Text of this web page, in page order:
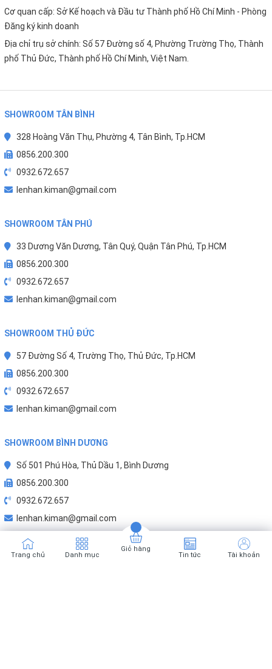
Cơ quan cấp: Sở Kế hoạch và Đầu tư Thành phố Hồ Chí Minh - Phòng
Đăng ký kinh doanh
Địa chỉ trụ sở chính: Số 57 Đường số 4, Phường Trường Thọ, Thành
phố Thủ Đức, Thành phố Hồ Chí Minh, Việt Nam.
SHOWROOM TÂN BÌNH
328 Hoàng Văn Thụ, Phường 4, Tân Bình, Tp.HCM
0856.200.300
0932.672.657
lenhan.kiman@gmail.com
SHOWROOM TÂN PHÚ
33 Dương Văn Dương, Tân Quý, Quận Tân Phú, Tp.HCM
0856.200.300
0932.672.657
lenhan.kiman@gmail.com
SHOWROOM THỦ ĐỨC
57 Đường Số 4, Trường Thọ, Thủ Đức, Tp.HCM
0856.200.300
0932.672.657
lenhan.kiman@gmail.com
SHOWROOM BÌNH DƯƠNG
Số 501 Phú Hòa, Thủ Dầu 1, Bình Dương
0856.200.300
0932.672.657
lenhan.kiman@gmail.com
Trang chủ Danh mục
Giỏ hàng
Tin tức Tài khoản